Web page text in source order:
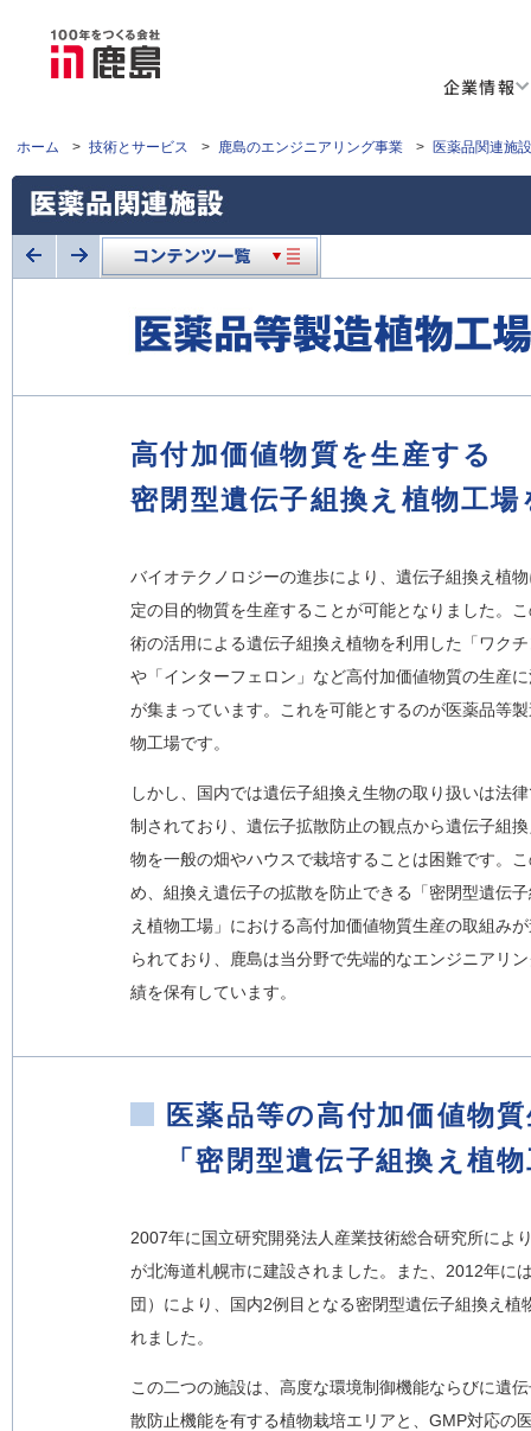
企業情報
ホーム > 技術とサービス > 鹿島のエンジニアリング事業 > 医薬品関連施設
高付加価値物質を生産する
密閉型遺伝子組換え植物工
バイオテクノロジーの進歩により、遺伝子組換え植
定の目的物質を生産することが可能となりました。
術の活用による遺伝子組換え植物を利用した「ワク
や「インターフェロン」など高付加価値物質の生産
が集まっています。これを可能とするのが医薬品等
物工場です。
しかし、国内では遺伝子組換え生物の取り扱いは法
制されており、遺伝子拡散防止の観点から遺伝子組
物を一般の畑やハウスで栽培することは困難です。
め、組換え遺伝子の拡散を防止できる「密閉型遺伝
え植物工場」における高付加価値物質生産の取組み
られており、鹿島は当分野で先端的なエンジニアリ
績を保有しています。
医薬品等の高付加価値物
「密閉型遺伝子組換え植
2007年に国立研究開発法人産業技術総合研究所によ
が北海道札幌市に建設されました。また、2012年に
団）により、国内2例目となる密閉型遺伝子組換え
れました。
この二つの施設は、高度な環境制御機能ならびに遺
散防止機能を有する植物栽培エリアと、GMP対応の